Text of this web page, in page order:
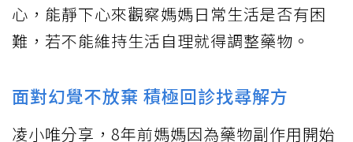
心，能靜下心來觀察媽媽日常生活是否有困
難，若不能維持生活自理就得調整藥物。
面對幻覺不放棄 積極回診找尋解方
凌小唯分享，8年前媽媽因為藥物副作用開始